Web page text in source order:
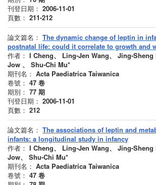
刊登日期： 2006-11-01
頁數： 211-212
論文篇名： The dynamic change of leptin in
postnatal life: could it correlate to growth and
作者： I Cheng、 Ling-Jen Wang、 Jing-Sheng
Jow 、 Shu-Chi Mu*
期刊名： Acta Paediatrica Taiwanica
卷號： 47 卷
期別： 77 期
刊登日期： 2006-11-01
頁數： 212
論文篇名： The associations of leptin and
infants: a longitudinal study in infancy
作者： I Cheng、 Ling-Jen Wang、 Jing-Sheng
Jow、 Shu-Chi Mu*
期刊名： Acta Paediatrica Taiwanica
卷號： 47 卷